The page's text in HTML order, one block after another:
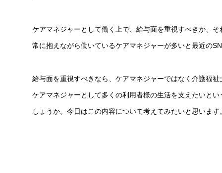
ケアマネジャーとして働く上で、給与面を重視すべきか、
常に抱えながら働いているケアマネジャーが多いと最近の
給与面を重視すべきなら、ケアマネジャーではなく介護福
ケアマネジャーとして多くの利用者様の生活を支えたいと
しょうか。今日はこの内容について考えてみたいと思います